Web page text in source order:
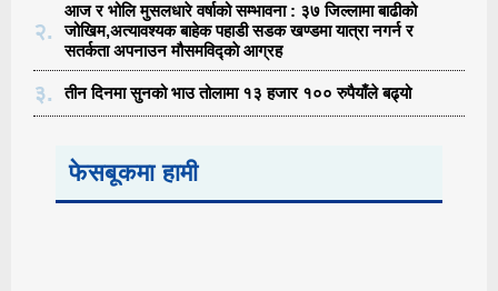
२.
आज र भोलि मुसलधारे वर्षाको सम्भावना : ३७ जिल्लामा बाढीको
जोखिम,अत्यावश्यक बाहेक पहाडी सडक खण्डमा यात्रा नगर्न र
सतर्कता अपनाउन मौसमविद्काे आग्रह
३. तीन दिनमा सुनको भाउ तोलामा १३ हजार १०० रुपैयाँले बढ्यो
फेसबूकमा हामी